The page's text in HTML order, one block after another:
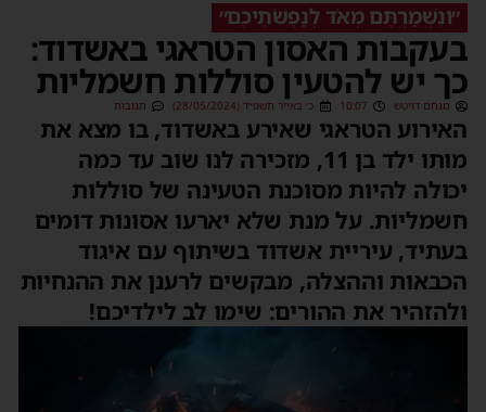
״ונִשְׁמַרְתֶּם מְאֹד לְנַפְשֹׁתֵיכֶם״
בעקבות האסון הטראגי באשדוד:
כך יש להטעין סוללות חשמליות
מנחם דויטש 10:07 כ׳ באייר תשפ״ד (28/05/2024) תגובות
האירוע הטראגי שאירע באשדוד, בו מצא את
מותו ילד בן 11, מזכירה לנו שוב עד כמה
יכולה להיות מסוכנת הטעינה של סוללות
חשמליות. על מנת שלא יארעו אסונות דומים
בעתיד, עיריית אשדוד בשיתוף עם איגוד
הכבאות וההצלה, מבקשים לרענן את ההנחיות
ולהזהיר את ההורים: שימו לב לילדיכם!